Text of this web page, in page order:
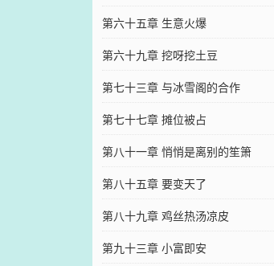
第六十五章 生意火爆
第六十九章 挖呀挖土豆
第七十三章 与冰雪阁的合作
第七十七章 摊位被占
第八十一章 悄悄是离别的笙箫
第八十五章 要变天了
第八十九章 鸡丝热汤凉皮
第九十三章 小富即安